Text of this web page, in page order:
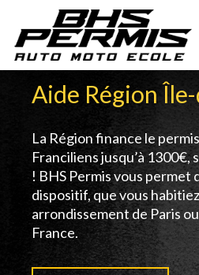
main
content
Aide Région
La Région finance le
Franciliens jusqu’à 1300€,
! BHS Permis vous permet
dispositif, que vous
arrondissement de Paris
France.